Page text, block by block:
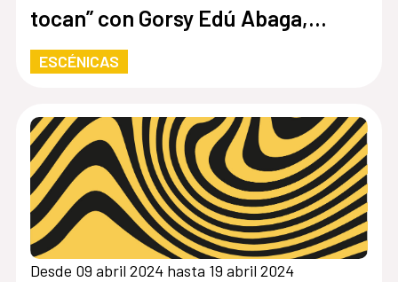
tocan” con Gorsy Edú Abaga,
Marcelo Ndong y Russo Nnandong.
ESCÉNICAS
Desde 09 abril 2024 hasta 19 abril 2024